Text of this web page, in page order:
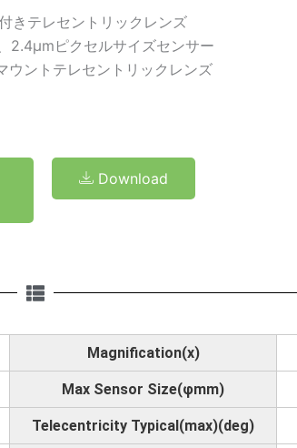
きテレセントリックレンズ
2.4μmピクセルサイズセンサー
ウントテレセントリックレンズ
Download
Magnification(x)
Max Sensor Size(φmm)
Telecentricity Typical(max)(deg)